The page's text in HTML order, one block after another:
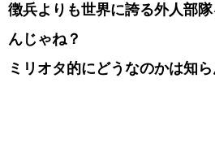
徴兵よりも世界に誇る外人部
んじゃね？
ミリオタ的にどうなのかは知